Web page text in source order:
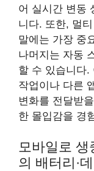
어 실시간 변동
니다. 또한, 멀
말에는 가장 중
나머지는 자동
할 수 있습니다.
작업이나 다른
변화를 전달받
한 몰입감을 경
모바일로 생
의 배터리·